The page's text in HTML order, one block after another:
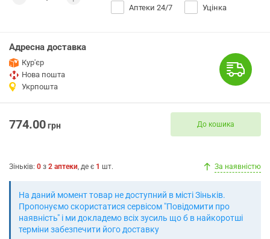
Аптеки 24/7 Уцінка
Адресна доставка
Кур'єр
Нова пошта
Укрпошта
774.00грн До кошика
Зіньків: 0 з 2 аптеки, де є 1 шт. За наявністю
На даний момент товар не доступний в місті Зіньків.
Пропонуємо скористатися сервісом "Повідомити про
наявність" і ми докладемо всіх зусиль що б в найкоротші
терміни забезпечити його доставку